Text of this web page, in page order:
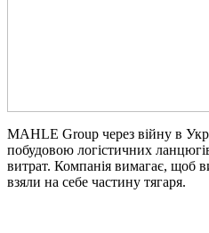
MAHLE Group через війну в
побудовою логістичних
витрат. Компанія вимагає, щоб
взяли на себе частину тягаря.